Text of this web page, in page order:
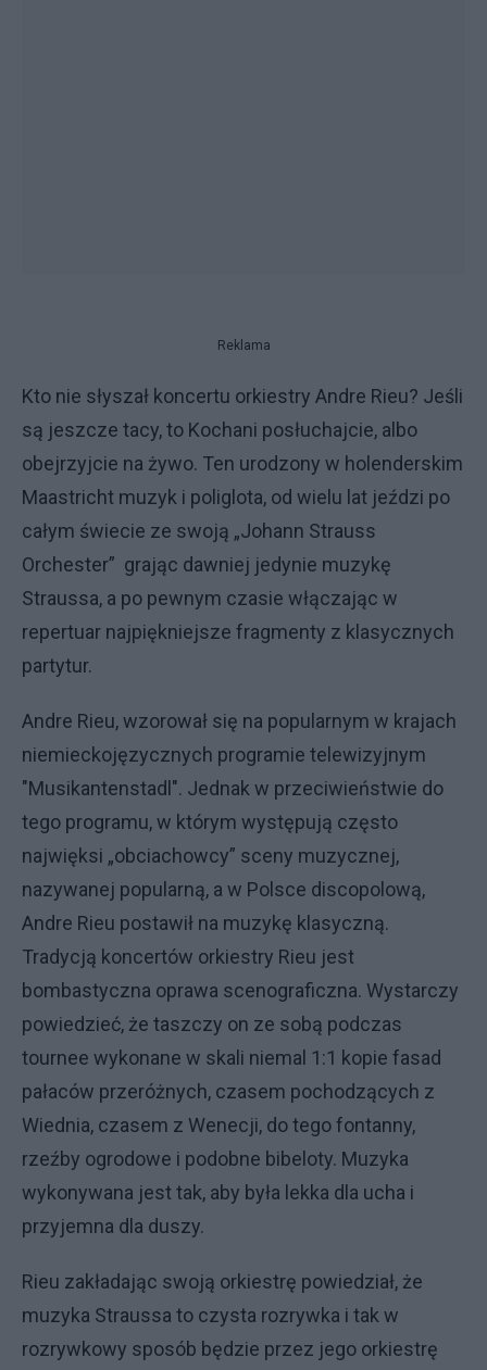
Reklama
Kto nie słyszał koncertu orkiestry Andre Rieu? Jeśli
są jeszcze tacy, to Kochani posłuchajcie, albo
obejrzyjcie na żywo. Ten urodzony w holenderskim
Maastricht muzyk i poliglota, od wielu lat jeździ po
całym świecie ze swoją „Johann Strauss
Orchester” grając dawniej jedynie muzykę
Straussa, a po pewnym czasie włączając w
repertuar najpiękniejsze fragmenty z klasycznych
partytur.
Andre Rieu, wzorował się na popularnym w krajach
niemieckojęzycznych programie telewizyjnym
"Musikantenstadl". Jednak w przeciwieństwie do
tego programu, w którym występują często
najwięksi „obciachowcy” sceny muzycznej,
nazywanej popularną, a w Polsce discopolową,
Andre Rieu postawił na muzykę klasyczną.
Tradycją koncertów orkiestry Rieu jest
bombastyczna oprawa scenograficzna. Wystarczy
powiedzieć, że taszczy on ze sobą podczas
tournee wykonane w skali niemal 1:1 kopie fasad
pałaców przeróżnych, czasem pochodzących z
Wiednia, czasem z Wenecji, do tego fontanny,
rzeźby ogrodowe i podobne bibeloty. Muzyka
wykonywana jest tak, aby była lekka dla ucha i
przyjemna dla duszy.
Rieu zakładając swoją orkiestrę powiedział, że
muzyka Straussa to czysta rozrywka i tak w
rozrywkowy sposób będzie przez jego orkiestrę